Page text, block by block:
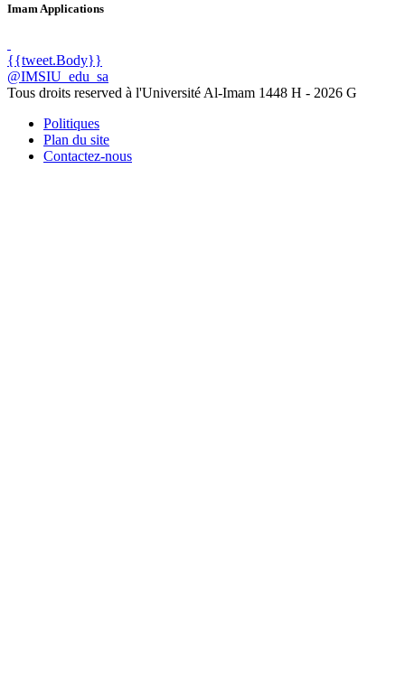
Imam Applications
{{tweet.Body}}
@IMSIU_edu_sa
Tous droits reserved à l'Université Al-Imam 1448 H - 2026 G
Politiques
Plan du site
Contactez-nous